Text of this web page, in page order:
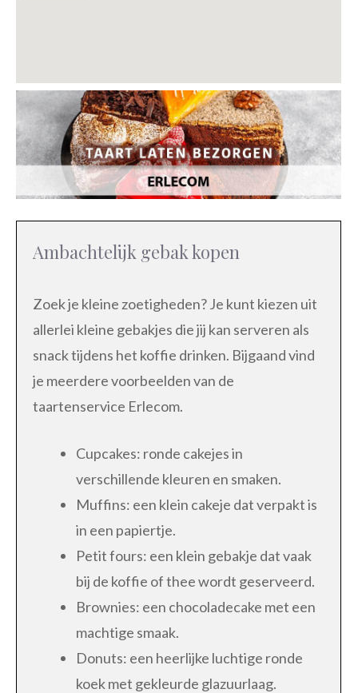
Ambachtelijk gebak kopen
Zoek je kleine zoetigheden? Je kunt kiezen uit
allerlei kleine gebakjes die jij kan serveren als
snack tijdens het koffie drinken. Bijgaand vind
je meerdere voorbeelden van de
taartenservice Erlecom.
Cupcakes: ronde cakejes in
verschillende kleuren en smaken.
Muffins: een klein cakeje dat verpakt is
in een papiertje.
Petit fours: een klein gebakje dat vaak
bij de koffie of thee wordt geserveerd.
Brownies: een chocoladecake met een
machtige smaak.
Donuts: een heerlijke luchtige ronde
koek met gekleurde glazuurlaag.